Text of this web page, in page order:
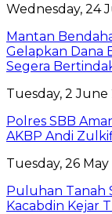
Wednesday, 24
Mantan
Gelapkan Dana
Segera
Tuesday, 2 June
Polres SBB
AKBP Andi
Tuesday, 26
Puluhan Tanah
Kacabdin Kejar